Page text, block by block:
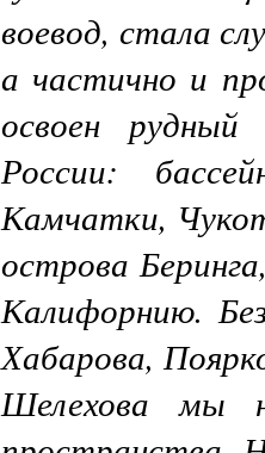
воевод, стала
а частично и
освоен
России:
Камчатки,
острова
Калифорнию.
Хабарова,
Шелехова мы